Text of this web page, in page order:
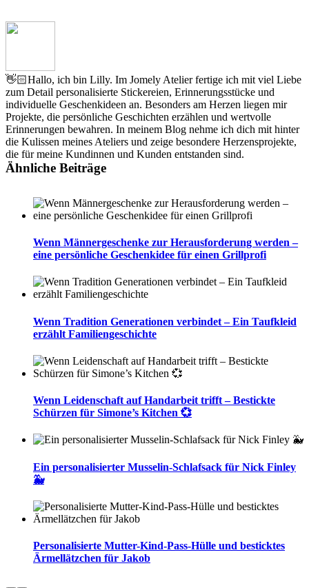
👋🏻Hallo, ich bin Lilly. Im Jomely Atelier fertige ich mit viel Liebe
zum Detail personalisierte Stickereien, Erinnerungsstücke und
individuelle Geschenkideen an. Besonders am Herzen liegen mir
Projekte, die persönliche Geschichten erzählen und wertvolle
Erinnerungen bewahren. In meinem Blog nehme ich dich mit hinter
die Kulissen meines Ateliers und zeige besondere Herzensprojekte,
die für meine Kundinnen und Kunden entstanden sind.
Ähnliche Beiträge
Wenn Männergeschenke zur Herausforderung werden –
eine persönliche Geschenkidee für einen Grillprofi
Wenn Tradition Generationen verbindet – Ein Taufkleid
erzählt Familiengeschichte
Wenn Leidenschaft auf Handarbeit trifft – Bestickte
Schürzen für Simone’s Kitchen 💞
Ein personalisierter Musselin-Schlafsack für Nick Finley
🐳
Personalisierte Mutter-Kind-Pass-Hülle und besticktes
Ärmellätzchen für Jakob